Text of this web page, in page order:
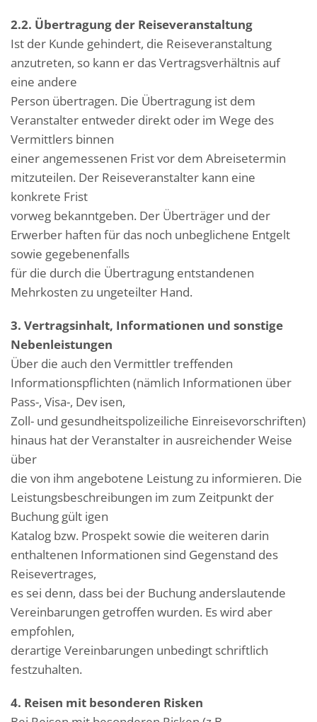
2.2. Übertragung der Reiseveranstaltung
Ist der Kunde gehindert, die Reiseveranstaltung
anzutreten, so kann er das Vertragsverhältnis auf
eine andere
Person übertragen. Die Übertragung ist dem
Veranstalter entweder direkt oder im Wege des
Vermittlers binnen
einer angemessenen Frist vor dem Abreisetermin
mitzuteilen. Der Reiseveranstalter kann eine
konkrete Frist
vorweg bekanntgeben. Der Überträger und der
Erwerber haften für das noch unbeglichene Entgelt
sowie gegebenenfalls
für die durch die Übertragung entstandenen
Mehrkosten zu ungeteilter Hand.
3. Vertragsinhalt, Informationen und sonstige
Nebenleistungen
Über die auch den Vermittler treffenden
Informationspflichten (nämlich Informationen über
Pass-, Visa-, Dev isen,
Zoll- und gesundheitspolizeiliche Einreisevorschriften)
hinaus hat der Veranstalter in ausreichender Weise
über
die von ihm angebotene Leistung zu informieren. Die
Leistungsbeschreibungen im zum Zeitpunkt der
Buchung gült igen
Katalog bzw. Prospekt sowie die weiteren darin
enthaltenen Informationen sind Gegenstand des
Reisevertrages,
es sei denn, dass bei der Buchung anderslautende
Vereinbarungen getroffen wurden. Es wird aber
empfohlen,
derartige Vereinbarungen unbedingt schriftlich
festzuhalten.
4. Reisen mit besonderen Risken